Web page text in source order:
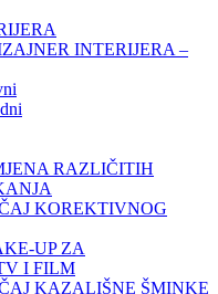
INTERIJERA –
RAZLIČITIH
KOREKTIVNOG
UP ZA
I FILM
KAZALIŠNE ŠMINKE